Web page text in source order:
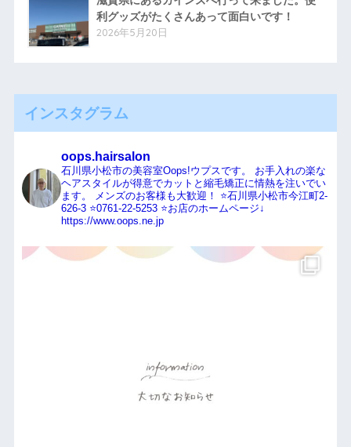
利グッズがたくさんあって面白いです！
2026年5月20日
インスタグラム
oops.hairsalon
石川県小松市の美容室Oops!ウプスです。
お手入れの楽な
ヘアスタイルが得意でカットと縮毛矯正に情熱を注いでい
ます。
メンズのお客様も大歓迎！
⭐️石川県小松市今江町2-
626-3⭐️0761-22-5253⭐️お店のホームページ↓
https://www.oops.ne.jp